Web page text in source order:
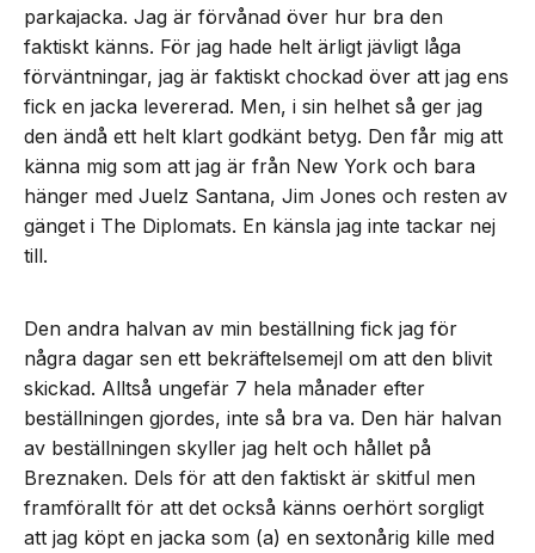
parkajacka. Jag är förvånad över hur bra den
faktiskt känns. För jag hade helt ärligt jävligt låga
förväntningar, jag är faktiskt chockad över att jag ens
fick en jacka levererad. Men, i sin helhet så ger jag
den ändå ett helt klart godkänt betyg. Den får mig att
känna mig som att jag är från New York och bara
hänger med Juelz Santana, Jim Jones och resten av
gänget i The Diplomats. En känsla jag inte tackar nej
till.
Den andra halvan av min beställning fick jag för
några dagar sen ett bekräftelsemejl om att den blivit
skickad. Alltså ungefär 7 hela månader efter
beställningen gjordes, inte så bra va. Den här halvan
av beställningen skyller jag helt och hållet på
Breznaken. Dels för att den faktiskt är skitful men
framförallt för att det också känns oerhört sorgligt
att jag köpt en jacka som (a) en sextonårig kille med